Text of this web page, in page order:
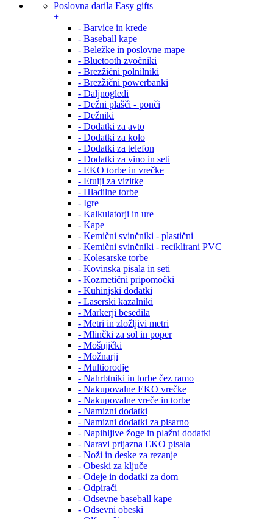
Poslovna darila Easy gifts
+
- Barvice in krede
- Baseball kape
- Beležke in poslovne mape
- Bluetooth zvočniki
- Brezžični polnilniki
- Brezžični powerbanki
- Daljnogledi
- Dežni plašči - ponči
- Dežniki
- Dodatki za avto
- Dodatki za kolo
- Dodatki za telefon
- Dodatki za vino in seti
- EKO torbe in vrečke
- Etuiji za vizitke
- Hladilne torbe
- Igre
- Kalkulatorji in ure
- Kape
- Kemični svinčniki - plastični
- Kemični svinčniki - reciklirani PVC
- Kolesarske torbe
- Kovinska pisala in seti
- Kozmetični pripomočki
- Kuhinjski dodatki
- Laserski kazalniki
- Markerji besedila
- Metri in zložljivi metri
- Mlinčki za sol in poper
- Mošnjički
- Možnarji
- Multiorodje
- Nahrbtniki in torbe čez ramo
- Nakupovalne EKO vrečke
- Nakupovalne vreče in torbe
- Namizni dodatki
- Namizni dodatki za pisarno
- Napihljive žoge in plažni dodatki
- Naravi prijazna EKO pisala
- Noži in deske za rezanje
- Obeski za ključe
- Odeje in dodatki za dom
- Odpirači
- Odsevne baseball kape
- Odsevni obeski